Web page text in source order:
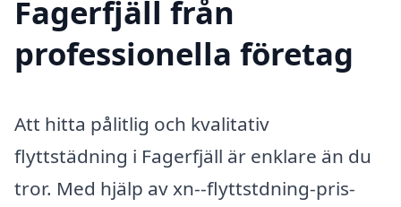
Fagerfjäll från
professionella företag
Att hitta pålitlig och kvalitativ
flyttstädning i Fagerfjäll är enklare än du
tror. Med hjälp av xn--flyttstdning-pris-